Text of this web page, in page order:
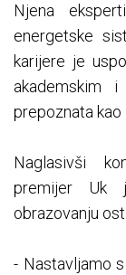
Njena
energetske
karijere je
akademskim i
prepoznata
Naglasivši
premijer Uk
obrazovanju
- Nastavljamo